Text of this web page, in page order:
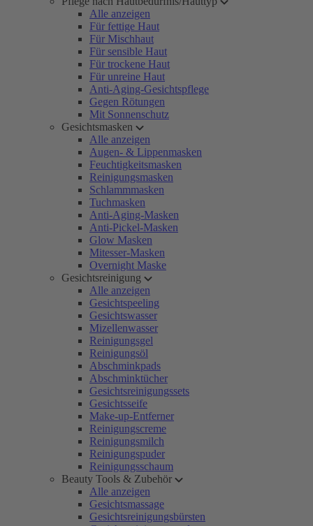
Alle anzeigen
Für fettige Haut
Für Mischhaut
Für sensible Haut
Für trockene Haut
Für unreine Haut
Anti-Aging-Gesichtspflege
Gegen Rötungen
Mit Sonnenschutz
Gesichtsmasken
Alle anzeigen
Augen- & Lippenmasken
Feuchtigkeitsmasken
Reinigungsmasken
Schlammmasken
Tuchmasken
Anti-Aging-Masken
Anti-Pickel-Masken
Glow Masken
Mitesser-Masken
Overnight Maske
Gesichtsreinigung
Alle anzeigen
Gesichtspeeling
Gesichtswasser
Mizellenwasser
Reinigungsgel
Reinigungsöl
Abschminkpads
Abschminktücher
Gesichtsreinigungssets
Gesichtsseife
Make-up-Entferner
Reinigungscreme
Reinigungsmilch
Reinigungspuder
Reinigungsschaum
Beauty Tools & Zubehör
Alle anzeigen
Gesichtsmassage
Gesichtsreinigungsbürsten